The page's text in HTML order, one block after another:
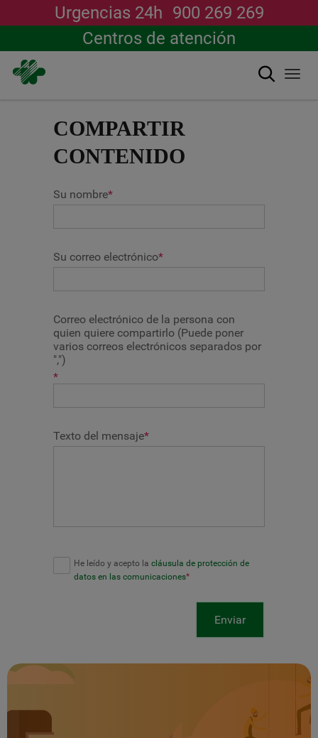
Urgencias 24h 900 269 269
Centros de atención
Buscar
COMPARTIR
CONTENIDO
Su nombre*
Su correo electrónico*
Correo electrónico de la persona con
quien quiere compartirlo (Puede poner
varios correos electrónicos separados por
",")
*
Texto del mensaje*
He leído y acepto la cláusula de protección de
datos en las comunicaciones*
Enviar